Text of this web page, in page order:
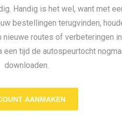
Handig is het wel, want met
bestellingen terugvinden,
nieuwe routes of verbeteringen
een tijd de autospeurtocht
downloaden.
AANMAKEN